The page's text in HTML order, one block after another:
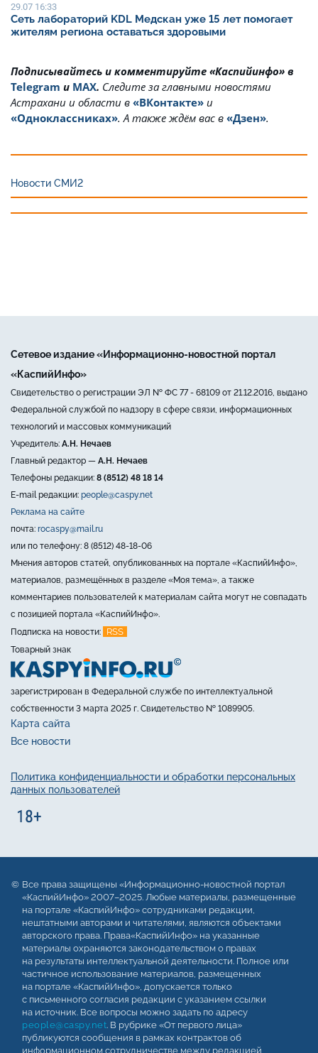
29.07 16:33
Сеть лабораторий KDL Медскан уже 15 лет помогает
жителям региона оставаться здоровыми
Подписывайтесь и комментируйте «Каспийинфо» в
Telegram и MAX. Cледите за главными новостями
Астрахани и области в «ВКонтакте» и
«Одноклассниках». А также ждём вас в «Дзен».
Новости СМИ2
Сетевое издание «Информационно-новостной портал
«КаспийИнфо»
Свидетельство о регистрации ЭЛ № ФС 77 - 68109 от 21.12.2016, выдано
Федеральной службой по надзору в сфере связи, информационных
технологий и массовых коммуникаций
Учредитель: А.Н. Нечаев
Главный редактор — А.Н. Нечаев
Телефоны редакции: 8 (8512) 48 18 14
E-mail редакции: people@caspy.net
Реклама на сайте
почта: rocaspy@mail.ru
или по телефону: 8 (8512) 48-18-06
Мнения авторов статей, опубликованных на портале «КаспийИнфо»,
материалов, размещённых в разделе «Моя тема», а также
комментариев пользователей к материалам сайта могут не совпадать
с позицией портала «КаспийИнфо».
Подписка на новости:
RSS
Товарный знак
зарегистрирован в Федеральной службе по интеллектуальной
собственности 3 марта 2025 г. Свидетельство № 1089905.
Карта сайта
Все новости
Политика конфиденциальности и обработки персональных
данных пользователей
Все права защищены «Информационно-новостной портал
«КаспийИнфо» 2007–2025. Любые материалы, размещенные
на портале «КаспийИнфо» сотрудниками редакции,
нештатными авторами и читателями, являются объектами
авторского права. Права«КаспийИнфо» на указанные
материалы охраняются законодательством о правах
на результаты интеллектуальной деятельности. Полное или
частичное использование материалов, размещенных
на портале «КаспийИнфо», допускается только
с письменного согласия редакции с указанием ссылки
на источник. Все вопросы можно задать по адресу
people@caspy.net. В рубрике «От первого лица»
публикуются сообщения в рамках контрактов об
информационном сотрудничестве между редакцией